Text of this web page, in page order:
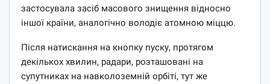
застосувала засіб масового знищення відносно
іншої країни, аналогічно володіє атомною міццю.
Після натискання на кнопку пуску, протягом
декількох хвилин, радари, розташовані на
супутниках на навколоземній орбіті, тут же